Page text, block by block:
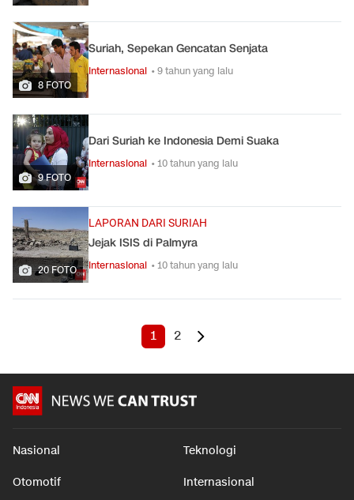
8 FOTO
Suriah, Sepekan Gencatan Senjata
Internasional • 9 tahun yang lalu
9 FOTO
Dari Suriah ke Indonesia Demi Suaka
Internasional • 10 tahun yang lalu
20 FOTO
LAPORAN DARI SURIAH
Jejak ISIS di Palmyra
Internasional • 10 tahun yang lalu
1 2
Nasional Teknologi
Otomotif Internasional